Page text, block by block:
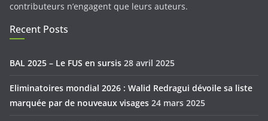
contributeurs n’engagent que leurs auteurs.
Recent Posts
BAL 2025 – Le FUS en sursis 28 avril 2025
Eliminatoires mondial 2026 : Walid Redragui dévoile sa liste
marquée par de nouveaux visages 24 mars 2025